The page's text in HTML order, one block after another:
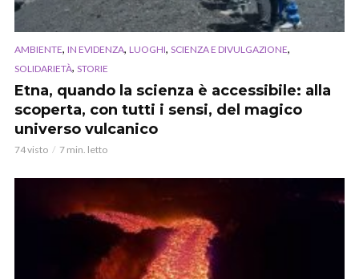
AMBIENTE, IN EVIDENZA, LUOGHI, SCIENZA E DIVULGAZIONE,
SOLIDARIETÀ, STORIE
Etna, quando la scienza è accessibile: alla
scoperta, con tutti i sensi, del magico
universo vulcanico
74 visto 7 min. letto